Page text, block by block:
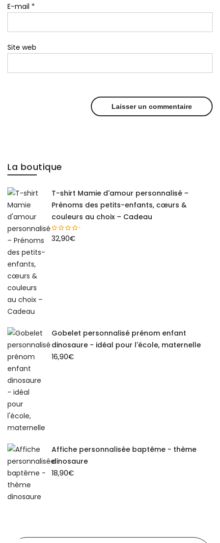
E-mail *
Site web
La boutique
T-shirt Mamie d'amour personnalisé –
Prénoms des petits-enfants, cœurs &
couleurs au choix – Cadeau
32,90€
Gobelet personnalisé prénom enfant
dinosaure - idéal pour l'école, maternelle
16,90€
Affiche personnalisée baptême - thème
dinosaure
18,90€